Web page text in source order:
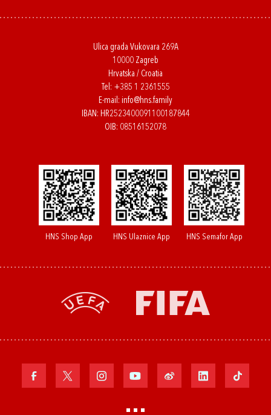
Ulica grada Vukovara 269A
10000 Zagreb
Hrvatska / Croatia
Tel: +385 1 2361555
E-mail: info@hns.family
IBAN: HR2523400091100187844
OIB: 08516152078
HNS Shop App HNS Ulaznice App HNS Semafor App